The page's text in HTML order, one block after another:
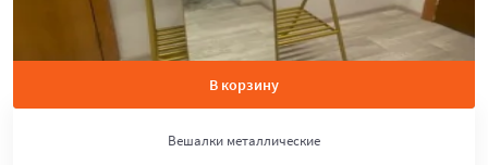
В корзину
Вешалки металлические